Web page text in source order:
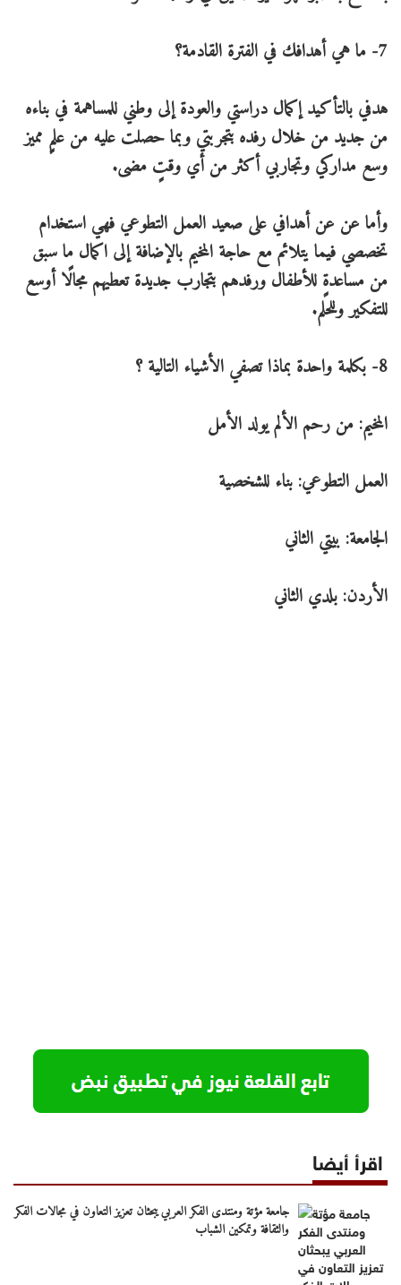
7- ما هي أهدافك في الفترة القادمة؟
هدفي بالتأكيد إكمال دراستي والعودة إلى وطني للمساهمة في بناءه
من جديد من خلال رفده بتجربتي وبما حصلت عليه من علمٍ مميز
وسع مداركي وتجاربي أكثر من أي وقتٍ مضى.
وأما عن عن أهدافي على صعيد العمل التطوعي فهي استخدام
تخصصي فيما يتلائم مع حاجة المخيم بالإضافة إلى اكمال ما سبق
من مساعدةٍ للأطفال ورفدهم بتجارب جديدة تعطيهم مجالًا أوسع
للتفكير وللحلم.
8- بكلمة واحدة بماذا تصفي الأشياء التالية ؟
المخيم: من رحم الألم يولد الأمل
العمل التطوعي: بناء للشخصية
الجامعة: بيتي الثاني
الأردن: بلدي الثاني
اقرأ أيضا
جامعة مؤتة ومنتدى الفكر العربي يبحثان تعزيز التعاون في مجالات الفكر
والثقافة وتمكين الشباب